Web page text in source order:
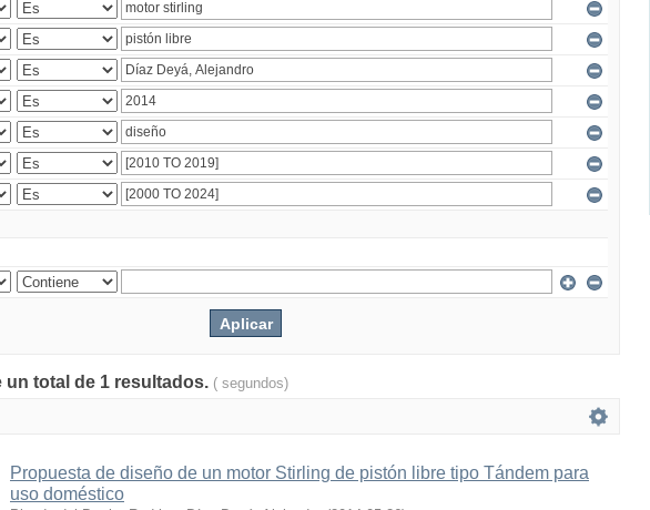
un total de 1 resultados. ( segundos)
Propuesta de diseño de un motor Stirling de pistón libre tipo Tándem para
uso doméstico